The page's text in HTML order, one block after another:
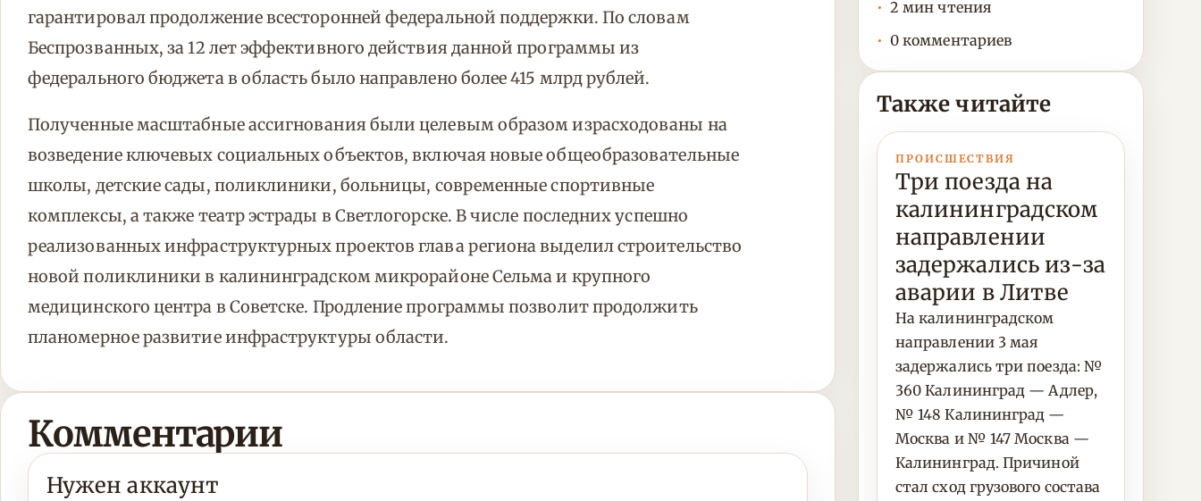
гарантировал продолжение всесторонней федеральной поддержки. По словам
Беспрозванных, за 12 лет эффективного действия данной программы из
федерального бюджета в область было направлено более 415 млрд рублей.
Полученные масштабные ассигнования были целевым образом израсходованы на
возведение ключевых социальных объектов, включая новые общеобразовательные
школы, детские сады, поликлиники, больницы, современные спортивные
комплексы, а также театр эстрады в Светлогорске. В числе последних успешно
реализованных инфраструктурных проектов глава региона выделил строительство
новой поликлиники в калининградском микрорайоне Сельма и крупного
медицинского центра в Советске. Продление программы позволит продолжить
планомерное развитие инфраструктуры области.
Комментарии
Нужен аккаунт
2 мин чтения
0 комментариев
Также читайте
ПРОИСШЕСТВИЯ
Три поезда на
калининградском
направлении
задержались из-за
аварии в Литве
На калининградском
направлении 3 мая
задержались три поезда: №
360 Калининград — Адлер,
№ 148 Калининград —
Москва и № 147 Москва —
Калининград. Причиной
стал сход грузового состава